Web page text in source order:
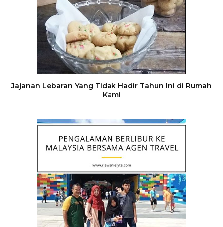
Jajanan Lebaran Yang Tidak Hadir Tahun Ini di Rumah
Kami